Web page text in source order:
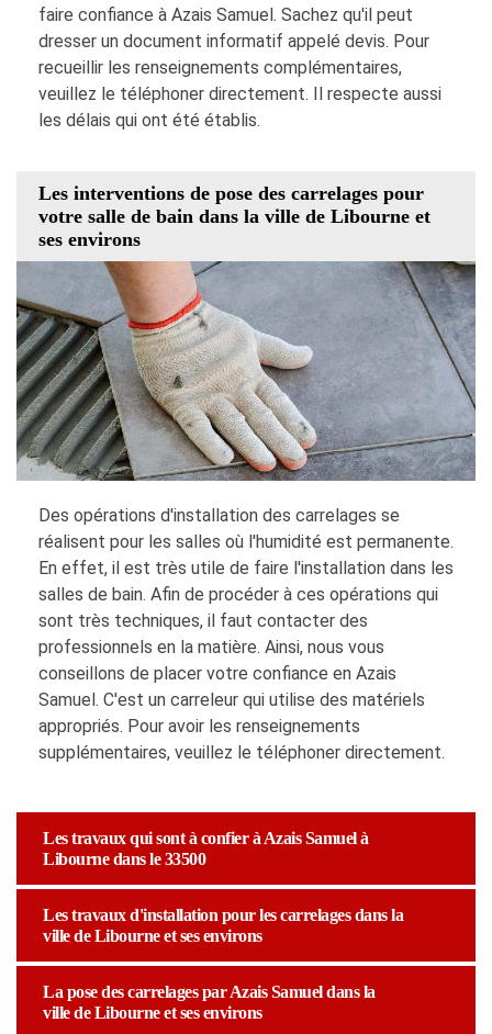
faire confiance à Azais Samuel. Sachez qu'il peut
dresser un document informatif appelé devis. Pour
recueillir les renseignements complémentaires,
veuillez le téléphoner directement. Il respecte aussi
les délais qui ont été établis.
Les interventions de pose des carrelages pour
votre salle de bain dans la ville de Libourne et
ses environs
Des opérations d'installation des carrelages se
réalisent pour les salles où l'humidité est permanente.
En effet, il est très utile de faire l'installation dans les
salles de bain. Afin de procéder à ces opérations qui
sont très techniques, il faut contacter des
professionnels en la matière. Ainsi, nous vous
conseillons de placer votre confiance en Azais
Samuel. C'est un carreleur qui utilise des matériels
appropriés. Pour avoir les renseignements
supplémentaires, veuillez le téléphoner directement.
Les travaux qui sont à confier à Azais Samuel à
Libourne dans le 33500
Les travaux d'installation pour les carrelages dans la
ville de Libourne et ses environs
La pose des carrelages par Azais Samuel dans la
ville de Libourne et ses environs